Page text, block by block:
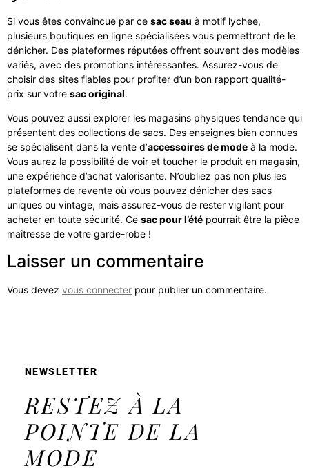
Si vous êtes convaincue par ce sac seau à motif lychee,
plusieurs boutiques en ligne spécialisées vous permettront de le
dénicher. Des plateformes réputées offrent souvent des modèles
variés, avec des promotions intéressantes. Assurez-vous de
choisir des sites fiables pour profiter d’un bon rapport qualité-
prix sur votre sac original.
Vous pouvez aussi explorer les magasins physiques tendance qui
présentent des collections de sacs. Des enseignes bien connues
se spécialisent dans la vente d’accessoires de mode à la mode.
Vous aurez la possibilité de voir et toucher le produit en magasin,
une expérience d’achat valorisante. N’oubliez pas non plus les
plateformes de revente où vous pouvez dénicher des sacs
uniques ou vintage, mais assurez-vous de rester vigilant pour
acheter en toute sécurité. Ce sac pour l’été pourrait être la pièce
maîtresse de votre garde-robe !
Laisser un commentaire
Vous devez vous connecter pour publier un commentaire.
NEWSLETTER
RESTEZ À LA
POINTE DE LA
MODE